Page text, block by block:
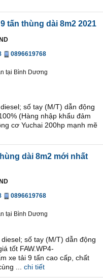
tấn thùng dài 8m2 2021
0896619768
tại Bình Dương
số tay (M/T) dẫn động
(Hàng nhập khẩu đảm
cơ Yuchai 200hp mạnh mẽ
dài 8m2 mới nhất
0896619768
tại Bình Dương
số tay (M/T) dẫn động
tốt FAW.WP4-
xe tải 9 tấn cao cấp, chất
...
chi tiết